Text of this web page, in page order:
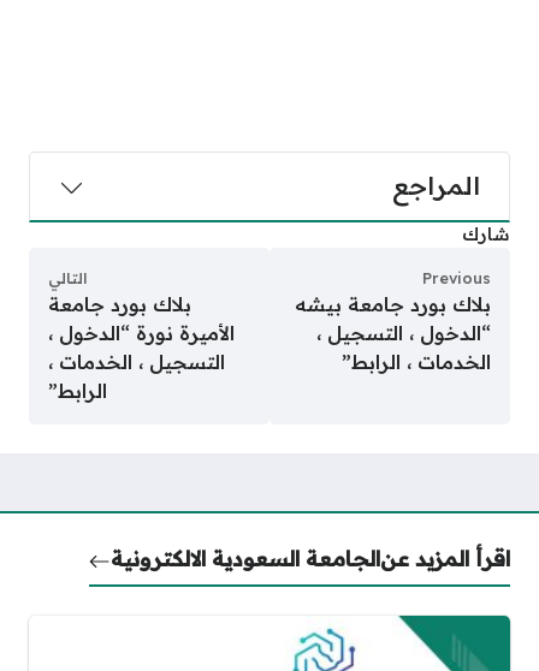
المراجع
شارك
Previous
بلاك بورد جامعة بيشه
“الدخول ، التسجيل ،
الخدمات ، الرابط”
التالي
بلاك بورد جامعة
الأميرة نورة “الدخول ،
التسجيل ، الخدمات ،
الرابط”
اقرأ المزيد عنالجامعة السعودية الالكترونية